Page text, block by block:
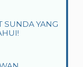
SUNDA YANG